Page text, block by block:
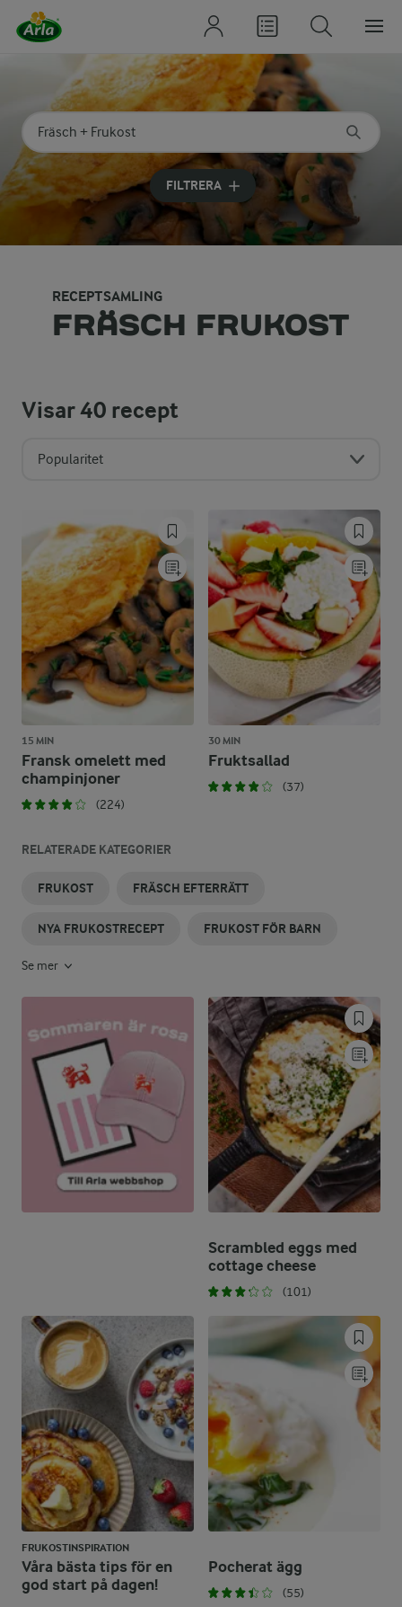
Sök på kategori eller ingrediens
Skriv in sökord för att få förslag
FILTRERA
RECEPTSAMLING
FRÄSCH FRUKOST
Visar40 recept
Popularitet
15 MIN
Fransk omelett med
champinjoner
(224)
30 MIN
Fruktsallad
(37)
RELATERADE KATEGORIER
FRUKOST FRÄSCH EFTERRÄTT
NYA FRUKOSTRECEPT FRUKOST FÖR BARN
Se mer
Scrambled eggs med
cottage cheese
(101)
FRUKOSTINSPIRATION
Våra bästa tips för en
god start på dagen!
Pocherat ägg
(55)